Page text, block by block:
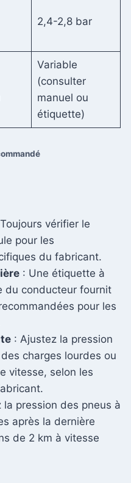
2,4-2,8 bar
Variable
(consulter
manuel ou
étiquette)
vérifier le
pour les
du fabricant.
: Une étiquette à
du conducteur fournit
pour les
: Ajustez la pression
charges lourdes ou
vitesse, selon les
la pression des pneus à
après la dernière
de 2 km à vitesse